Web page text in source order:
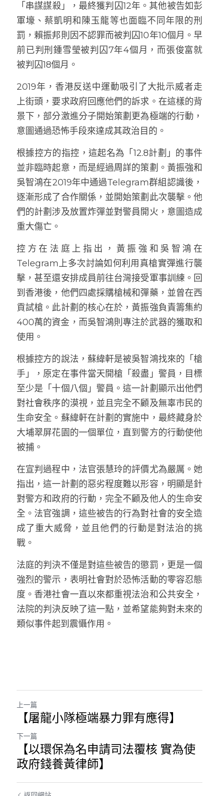
「串謀謀殺」，最終獲判囚12年。其他被告如彭
軍壕、蔡凱明和陳玉龍等也面臨不同年限的刑
罰，賴振邦則因不認罪而被判囚10年10個月。早
前已判刑鍾雪瑩被判囚7年4個月，而張俊富就
被判囚18個月。
2019年，香港反送中運動吸引了大批示威者走
上街頭，要求政府回應他們的訴求。在這樣的背
景下，部分激進分子開始策劃更為極端的行動，
意圖通過恐怖手段來達成其政治目的。
根據控方的指控，這起名為「12.8計劃」的事件
並非臨時起意，而是經過周詳的策劃。黃振強和
吳智鴻在2019年中通過Telegram群組認識後，
逐漸形成了合作關係，並開始策劃此次襲擊。他
們的計劃涉及放置炸彈並對警員開火，意圖造成
重大傷亡。
控方在法庭上指出，黃振強和吳智鴻在
Telegram上多次討論如何利用真槍實彈進行襲
擊，甚至還安排成員前往台灣接受軍事訓練。回
到香港後，他們四處採購槍械和彈藥，並曾在西
貢試槍。此計劃的核心在於，黃振強負責籌集約
400萬的資金，而吳智鴻則專注於武器的獲取和
使用。
根據控方的說法，蘇緯軒是被吳智鴻找來的「槍
手」，原定在事件當天開槍「殺盡」警員，目標
至少是「十個八個」警員。這一計劃顯示出他們
對社會秩序的漠視，並且完全不顧及無辜市民的
生命安全。蘇緯軒在計劃的實施中，最終藏身於
大埔翠屏花園的一個單位，直到警方的行動使他
被捕。
在宣判過程中，法官張慧玲的評價尤為嚴厲。她
指出，這一計劃的惡劣程度難以形容，明顯是針
對警方和政府的行動，完全不顧及他人的生命安
全。法官強調，這些被告的行為對社會的安全造
成了重大威脅，並且他們的行動是對法治的挑
戰。
法庭的判決不僅是對這些被告的懲罰，更是一個
強烈的警示，表明社會對於恐怖活動的零容忍態
度。香港社會一直以來都重視法治和公共安全，
法院的判決反映了這一點，並希望能夠對未來的
類似事件起到震懾作用。
上一篇
【屠龍小隊極端暴力罪有應得】
下一篇
【以環保為名申請司法覆核 實為使
政府錢養黃律師】